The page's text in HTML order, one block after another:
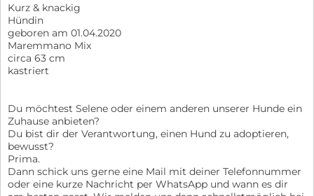
Kurz & knackig
Hündin
geboren am 01.04.2020
Maremmano Mix
circa 63 cm
kastriert
Du möchtest Selene oder einem anderen unserer Hunde ein
Zuhause anbieten?
Du bist dir der Verantwortung, einen Hund zu adoptieren,
bewusst?
Prima.
Dann schick uns gerne eine Mail mit deiner Telefonnummer
oder eine kurze Nachricht per WhatsApp und wann es dir